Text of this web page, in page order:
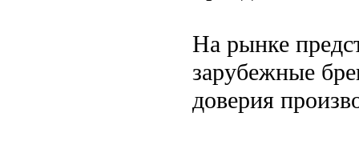
На рынке
зарубежные
доверия